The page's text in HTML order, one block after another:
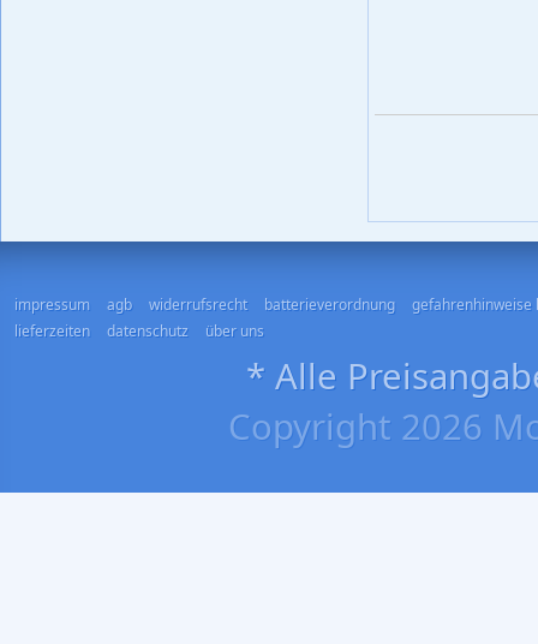
impressum agb widerrufsrecht batterieverordnung
gefahrenhinweise
lieferzeiten
datenschutz über uns
* Alle
Copyright 2026